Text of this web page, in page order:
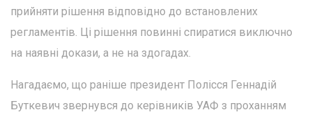
прийняти рішення відповідно до встановлених
регламентів. Ці рішення повинні спиратися виключно
на наявні докази, а не на здогадах.
Нагадаємо, що раніше президент Полісся Геннадій
Буткевич звернувся до керівників УАФ з проханням